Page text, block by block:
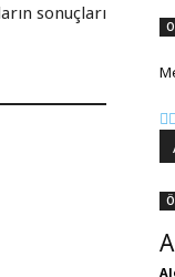
sonuçları